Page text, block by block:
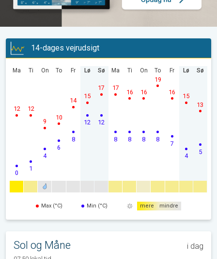
14-dages vejrudsigt
Ma
0
12
Ti
1
12
On
4
9
To
6
10
Fr
8
14
Lø
12
15
Sø
12
17
Ma
8
17
Ti
8
16
On
8
16
To
8
19
Fr
7
16
Lø
4
15
Sø
5
13
Max (°C) Min (°C) mere mindre
Sol og Måne i dag